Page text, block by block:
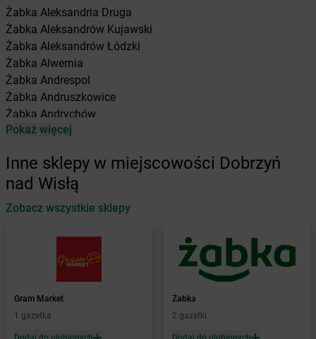
Żabka Aleksandria Druga
Żabka Aleksandrów Kujawski
Żabka Aleksandrów Łódzki
Żabka Alwernia
Żabka Andrespol
Żabka Andruszkowice
Żabka Andrychów
Żabka Antonie
Żabka Automat
Żabka
Babica
Żabka Babice Nowe
Baboszewo
Żabka Bądkowo
Żabka Bąków
Pokaż więcej
Inne sklepy w miejscowości Dobrzyń
nad Wisłą
Zobacz wszystkie sklepy
Gram Market
1 gazetka
Żabka
2 gazetki